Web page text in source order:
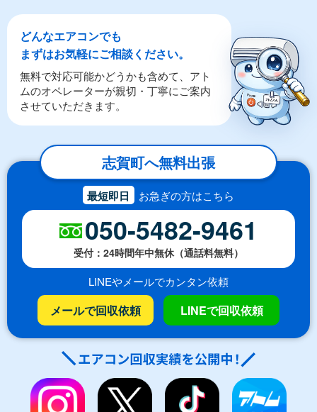
どんなエアコンでも
まずはお気軽にご相談ください。
無料で対応可能かどうかも含めて、アト
ムのオペレーターが親切・丁寧にご案内
させていただきます。
志賀町へ無料出張
最短即日 お急ぎの方はこちら
050-5482-9461
受付：24時間年中無休（通話料無料）
LINEやメールでカンタン依頼
メールで回収依頼 LINEで回収依頼